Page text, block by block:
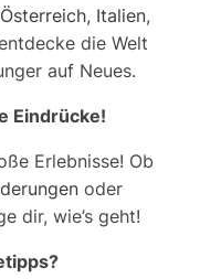
Österreich, Italien,
die Welt
auf Neues.
Eindrücke!
Erlebnisse! Ob
oder
dir, wie’s geht!